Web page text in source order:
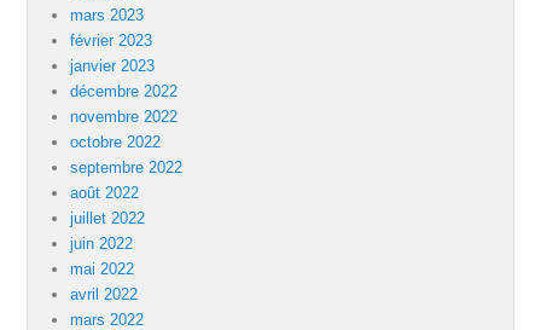
mars 2023
février 2023
janvier 2023
décembre 2022
novembre 2022
octobre 2022
septembre 2022
août 2022
juillet 2022
juin 2022
mai 2022
avril 2022
mars 2022